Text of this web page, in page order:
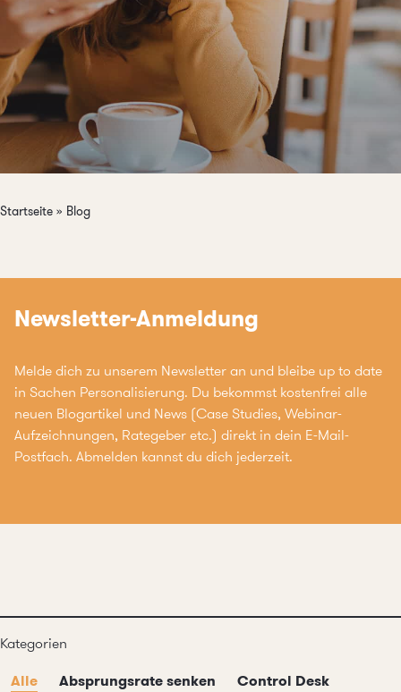
Startseite » Blog
Newsletter-Anmeldung
Melde dich zu unserem Newsletter an und bleibe up to date
in Sachen Personalisierung. Du bekommst kostenfrei alle
neuen Blogartikel und News (Case Studies, Webinar-
Aufzeichnungen, Rategeber etc.) direkt in dein E-Mail-
Postfach. Abmelden kannst du dich jederzeit.
Kategorien
Alle Absprungsrate senken
Control Desk